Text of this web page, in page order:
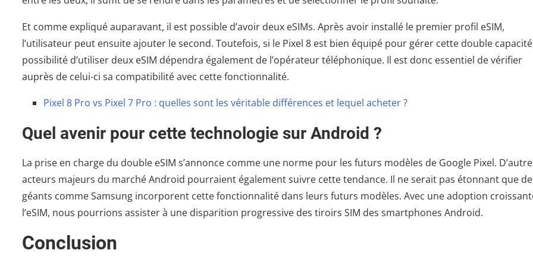
Et comme expliqué auparavant, il est possible d’avoir deux eSIMs. Après avoir installé le premier profil eSIM,
l’utilisateur peut ensuite ajouter le second. Toutefois, si le Pixel 8 est bien équipé pour gérer cette double
possibilité d’utiliser deux eSIM dépendra également de l’opérateur téléphonique. Il est donc essentiel de vérifier
auprès de celui-ci sa compatibilité avec cette fonctionnalité.
Pixel 8 Pro vs Pixel 7 Pro : quelles sont les véritable différences et lequel acheter ?
Quel avenir pour cette technologie sur Android ?
La prise en charge du double eSIM s’annonce comme une norme pour les futurs modèles de Google Pixel.
acteurs majeurs du marché Android pourraient également suivre cette tendance. Il ne serait pas étonnant que
géants comme Samsung incorporent cette fonctionnalité dans leurs futurs modèles. Avec une adoption
l’eSIM, nous pourrions assister à une disparition progressive des tiroirs SIM des smartphones Android.
Conclusion